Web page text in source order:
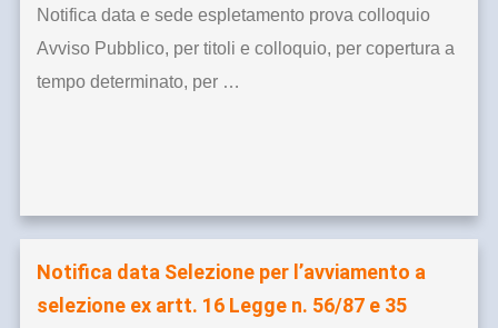
Notifica data e sede espletamento prova colloquio
Avviso Pubblico, per titoli e colloquio, per copertura a
tempo determinato, per …
Notifica data Selezione per l’avviamento a
selezione ex artt. 16 Legge n. 56/87 e 35